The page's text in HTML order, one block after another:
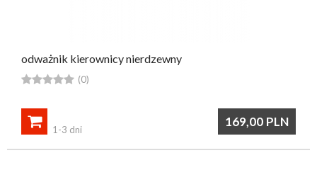
odważnik kierownicy nierdzewny
 (0)
169,00 PLN

1-3 dni